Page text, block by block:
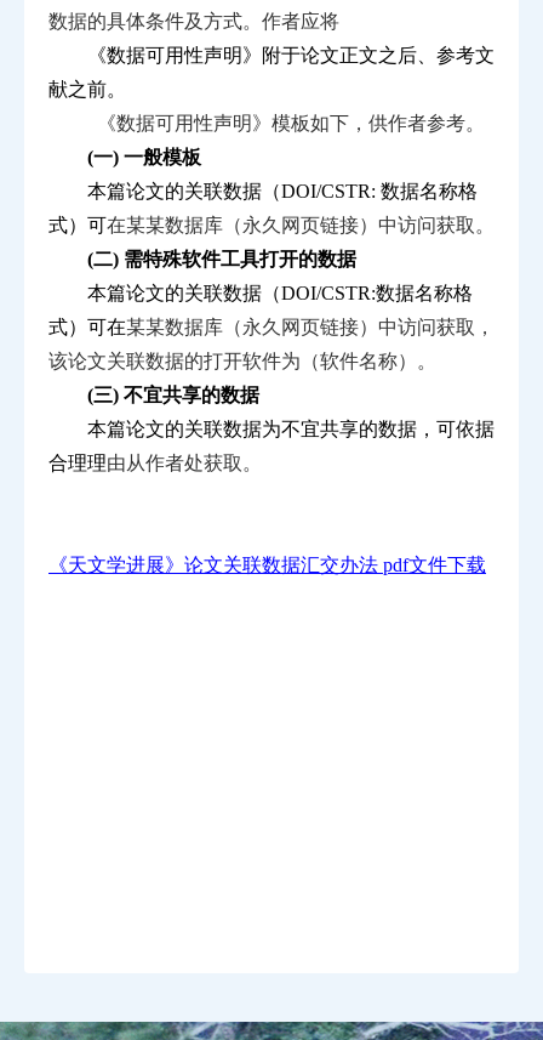
数据的具体条件及方式。作者应将
《数据可用性声明》附于论文正文之后、参考文
献之前。
《数据可用性声明》模板如下，供作者参考。
(一) 一般模板
本篇论文的关联数据（DOI/CSTR: 数据名称格
式）可在某某数据库（永久网页链接）中访问获取。
(二) 需特殊软件工具打开的数据
本篇论文的关联数据（DOI/CSTR:数据名称格
式）可在某某数据库（永久网页链接）中访问获取，
该论文关联数据的打开软件为（软件名称）。
(三) 不宜共享的数据
本篇论文的关联数据为不宜共享的数据，可依据
合理理由从作者处获取。
《天文学进展》论文关联数据汇交办法 pdf文件下载